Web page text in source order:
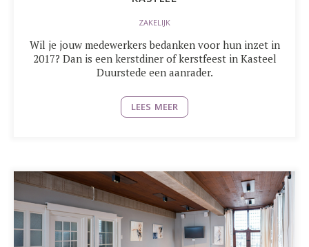
ZAKELIJK
Wil je jouw medewerkers bedanken voor hun inzet in
2017? Dan is een kerstdiner of kerstfeest in Kasteel
Duurstede een aanrader.
LEES MEER